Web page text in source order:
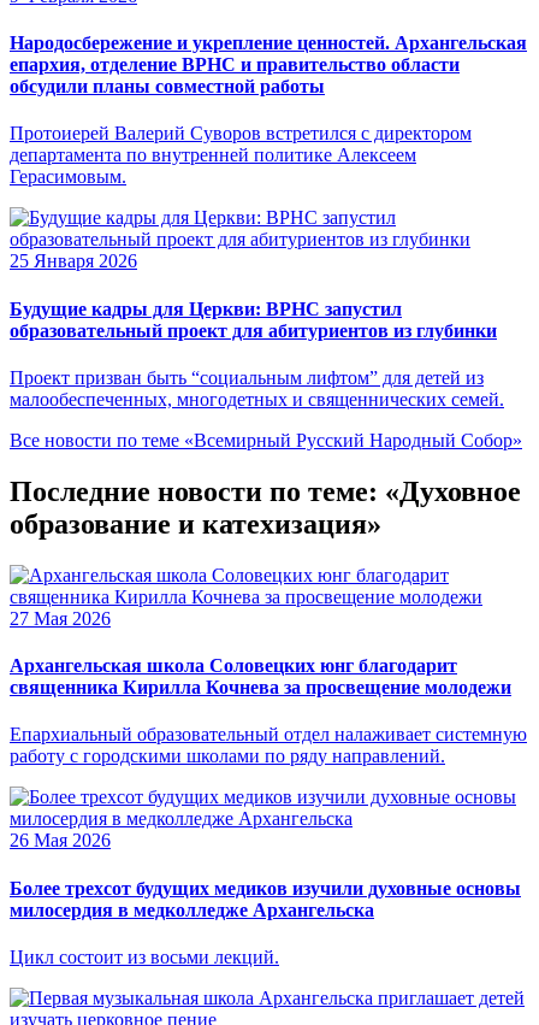
Народосбережение и укрепление ценностей. Архангельская
епархия, отделение ВРНС и правительство области
обсудили планы совместной работы
Протоиерей Валерий Суворов встретился с директором
департамента по внутренней политике Алексеем
Герасимовым.
25 Января 2026
Будущие кадры для Церкви: ВРНС запустил
образовательный проект для абитуриентов из глубинки
Проект призван быть “социальным лифтом” для детей из
малообеспеченных, многодетных и священнических семей.
Все новости по теме «Всемирный Русский Народный Собор»
Последние новости по теме: «Духовное
образование и катехизация»
27 Мая 2026
Архангельская школа Соловецких юнг благодарит
священника Кирилла Кочнева за просвещение молодежи
Епархиальный образовательный отдел налаживает системную
работу с городскими школами по ряду направлений.
26 Мая 2026
Более трехсот будущих медиков изучили духовные основы
милосердия в медколледже Архангельска
Цикл состоит из восьми лекций.